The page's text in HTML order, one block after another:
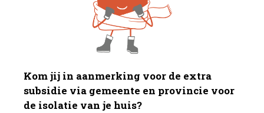
Kom jij in aanmerking voor de extra
subsidie via gemeente en provincie voor
de isolatie van je huis?